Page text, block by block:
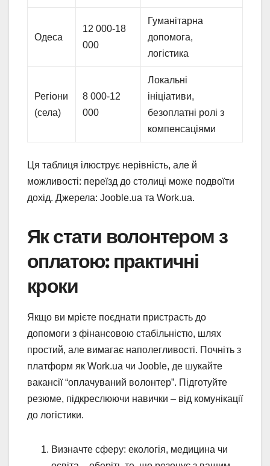
Одеса
12 000-18
000
Гуманітарна
допомога,
логістика
Регіони
(села)
8 000-12
000
Локальні
ініціативи,
безоплатні ролі з
компенсаціями
Ця таблиця ілюструє нерівність, але й
можливості: переїзд до столиці може подвоїти
дохід. Джерела: Jooble.ua та Work.ua.
Як стати волонтером з
оплатою: практичні
кроки
Якщо ви мрієте поєднати пристрасть до
допомоги з фінансовою стабільністю, шлях
простий, але вимагає наполегливості. Почніть з
платформ як Work.ua чи Jooble, де шукайте
вакансії “оплачуваний волонтер”. Підготуйте
резюме, підкреслюючи навички – від комунікації
до логістики.
Визначте сферу: екологія, медицина чи